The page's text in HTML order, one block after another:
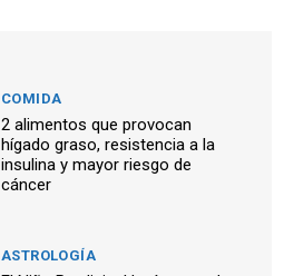
COMIDA
2 alimentos que provocan
hígado graso, resistencia a la
insulina y mayor riesgo de
cáncer
ASTROLOGÍA